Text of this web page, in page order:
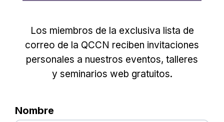
Los miembros de la exclusiva lista de
correo de la QCCN reciben invitaciones
personales a nuestros eventos, talleres
y seminarios web gratuitos.
Nombre